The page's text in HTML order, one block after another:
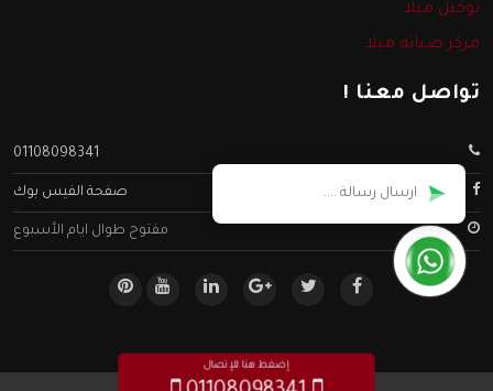
توكيل ميلا
مركز صيانة ميلا
تواصل معنا !
01108098341
صفحة الفيس بوك
مفتوح طوال ايام الأسبوع
إضغط هنا للإتصال